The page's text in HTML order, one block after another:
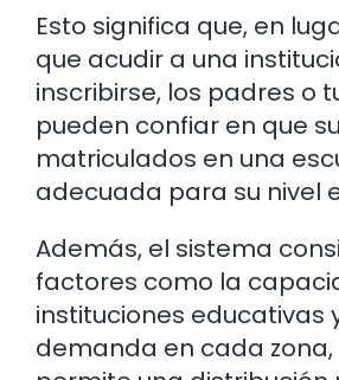
Esto significa que, en
que acudir a una
inscribirse, los padres o
pueden confiar en que
matriculados en una
adecuada para su nivel
Además, el sistema
factores como la
instituciones educativas
demanda en cada zona,